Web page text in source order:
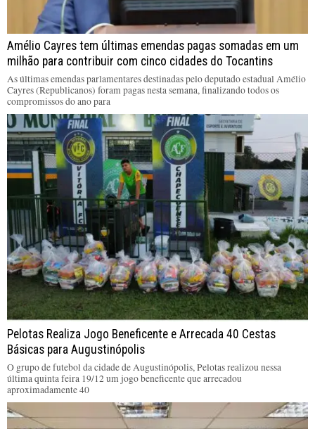
Amélio Cayres tem últimas emendas pagas somadas em um
milhão para contribuir com cinco cidades do Tocantins
As últimas emendas parlamentares destinadas pelo deputado estadual Amélio
Cayres (Republicanos) foram pagas nesta semana, finalizando todos os
compromissos do ano para
Pelotas Realiza Jogo Beneficente e Arrecada 40 Cestas
Básicas para Augustinópolis
O grupo de futebol da cidade de Augustinópolis, Pelotas realizou nessa
última quinta feira 19/12 um jogo beneficente que arrecadou
aproximadamente 40